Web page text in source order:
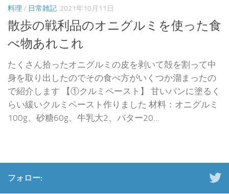
料理 / 日常雑記 2021年10月11日
散歩の戦利品のオニグルミを使った食
べ物あれこれ
たくさん拾ったオニグルミの皮を剥いて殻を割って中
身を取り出したのでその食べ方がいくつか溜まったの
で紹介します 【①クルミペースト】 甘いパンに塗るく
らい緩いクルミペースト作りました 材料：オニグルミ
100g、砂糖60g、牛乳大2、バター20...
フォロー: